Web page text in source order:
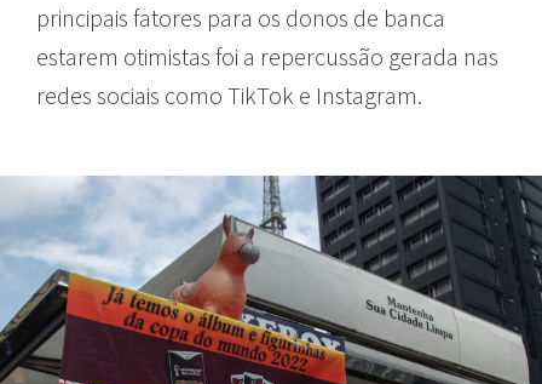
principais fatores para os donos de banca
estarem otimistas foi a repercussão gerada nas
redes sociais como TikTok e Instagram.